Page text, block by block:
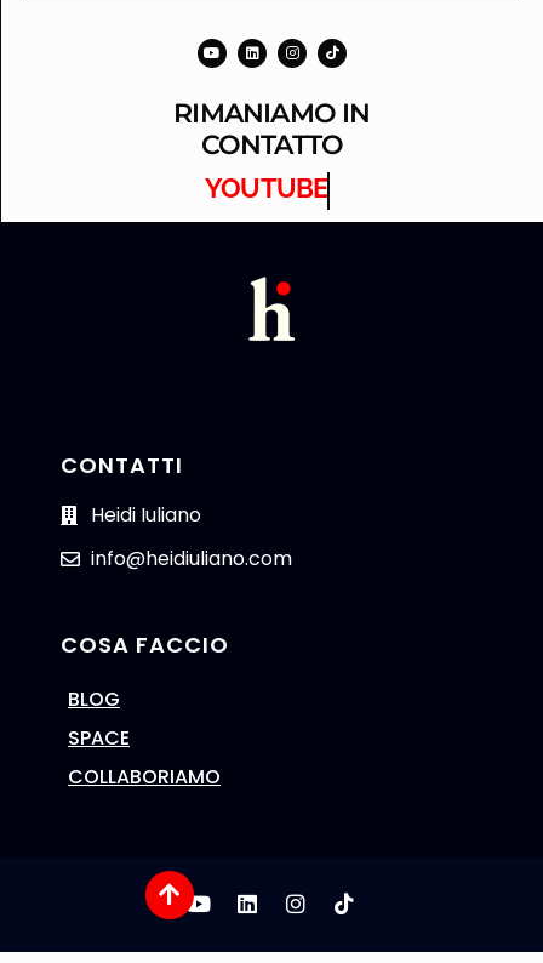
RIMANIAMO IN
CONTATTO
YOUTUBE
CONTATTI
Heidi Iuliano
info@heidiuliano.com
COSA FACCIO
BLOG
SPACE
COLLABORIAMO